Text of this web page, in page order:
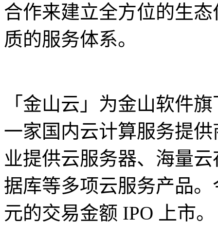
合作来建立全方位的生
质的服务体系。
「金山云」为金山软件
一家国内云计算服务提
业提供云服务器、海量
据库等多项云服务产品
元的交易金额 IPO 上市